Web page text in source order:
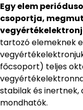
Egy elem
csoportja,
tartozó elemeknek
főcsoport) teljes
stabilak és
mondhatók.